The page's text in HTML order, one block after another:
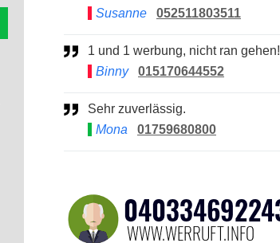
Susanne
052511803511
1 und 1 werbung, nicht ran gehen!
Binny
015170644552
Sehr zuverlässig.
Mona
01759680800